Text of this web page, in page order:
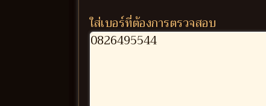
ใส่เบอร์ที่ต้องการตรวจสอบ